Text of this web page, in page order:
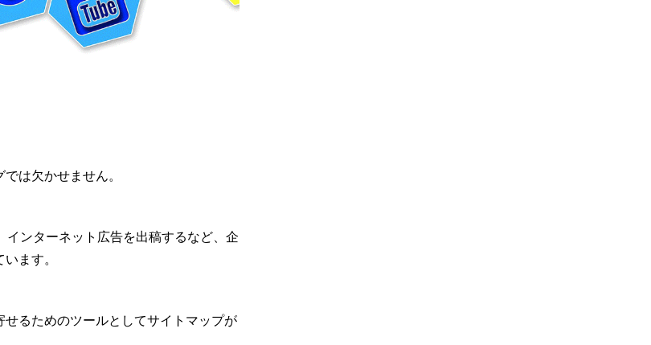
は欠かせません。
ンターネット広告を出稿するなど、企
ます。
るためのツールとしてサイトマップが